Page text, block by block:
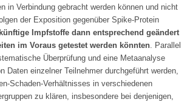
in Verbindung gebracht werden können und nicht
der Exposition gegenüber Spike-Protein
Impfstoffe dann entsprechend geändert
im Voraus getestet werden könnten. Parallel
Überprüfung und eine Metaanalyse
Daten einzelner Teilnehmer durchgeführt werden,
Schaden-Verhältnisses in verschiedenen
zu klären, insbesondere bei denjenigen,